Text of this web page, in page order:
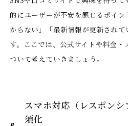
的にユーザーが不安を感じるポイ
からない」「最新情報が更新され
す。ここでは、公式サイトや料金
ついて考えていきましょう。
スマホ対応（レスポン
須化